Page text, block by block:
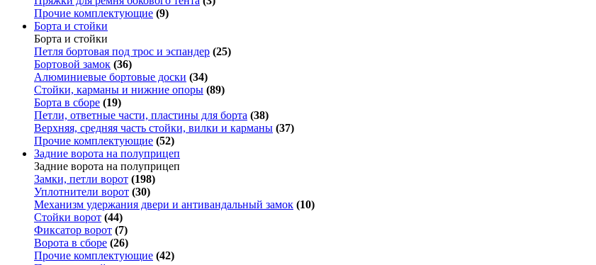
Прочие комплектующие (9)
Борта и стойки
Борта и стойки
Петля бортовая под трос и эспандер (25)
Бортовой замок (36)
Алюминиевые бортовые доски (34)
Стойки, карманы и нижние опоры (89)
Борта в сборе (19)
Петли, ответные части, пластины для борта (38)
Верхняя, средняя часть стойки, вилки и карманы (37)
Прочие комплектующие (52)
Задние ворота на полуприцеп
Задние ворота на полуприцеп
Замки, петли ворот (198)
Уплотнители ворот (30)
Механизм удержания двери и антивандальный замок (10)
Стойки ворот (44)
Фиксатор ворот (7)
Ворота в сборе (26)
Прочие комплектующие (42)